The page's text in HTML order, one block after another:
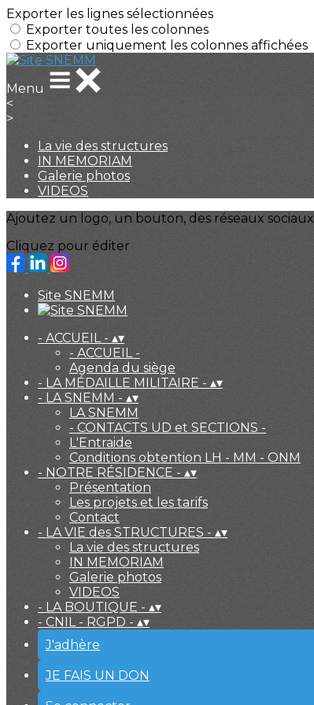
Exporter les lignes sélectionnées
Exporter toutes les colonnes
Exporter uniquement les colonnes affichées
Menu
<
>
La vie des structures
IN MEMORIAM
Galerie photos
VIDEOS
Ajoutez un logo, un bouton, des réseaux sociaux
Cliquez pour éditer
Site SNEMM
- ACCUEIL - ▴▾
- ACCUEIL -
Agenda du siège
- LA MÉDAILLE MILITAIRE - ▴▾
- LA SNEMM - ▴▾
LA SNEMM
- CONTACTS UD et SECTIONS -
L'Entraide
Conditions obtention LH - MM - ONM
- NOTRE RÉSIDENCE - ▴▾
Présentation
Les projets et les tarifs
Contact
- LA VIE des STRUCTURES - ▴▾
La vie des structures
IN MEMORIAM
Galerie photos
VIDEOS
- LA BOUTIQUE - ▴▾
- CNIL - RGPD - ▴▾
J'adhère
JE FAIS UN DON